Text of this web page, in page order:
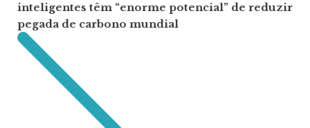
inteligentes têm “enorme potencial” de reduzir
pegada de carbono mundial